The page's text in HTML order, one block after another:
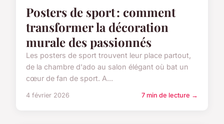
Posters de sport : comment
transformer la décoration
murale des passionnés
Les posters de sport trouvent leur place partout,
de la chambre d'ado au salon élégant où bat un
cœur de fan de sport. A...
4 février 2026 7 min de lecture →